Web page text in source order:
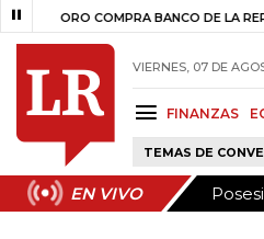
ORO COMPRA BANCO DE LA
VIERNES, 07 DE
FINANZAS
TEMAS DE
EN VIVO
EN VIVO